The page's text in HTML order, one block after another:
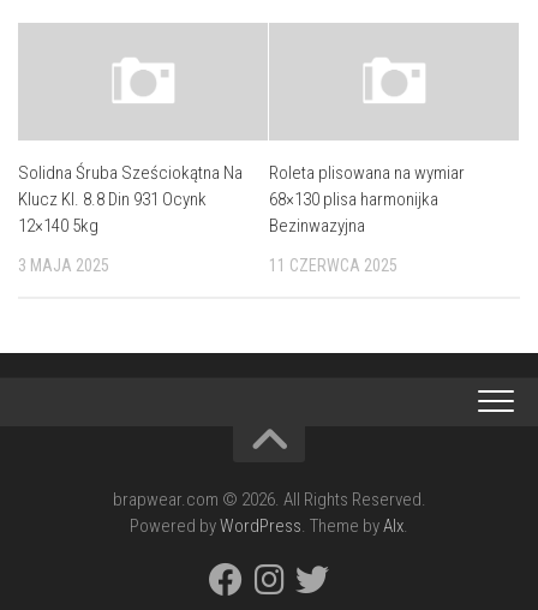
Solidna Śruba Sześciokątna Na
Klucz Kl. 8.8 Din 931 Ocynk
12×140 5kg
3 MAJA 2025
Roleta plisowana na wymiar
68×130 plisa harmonijka
Bezinwazyjna
11 CZERWCA 2025
brapwear.com © 2026. All Rights Reserved.
Powered byWordPress. Theme byAlx.